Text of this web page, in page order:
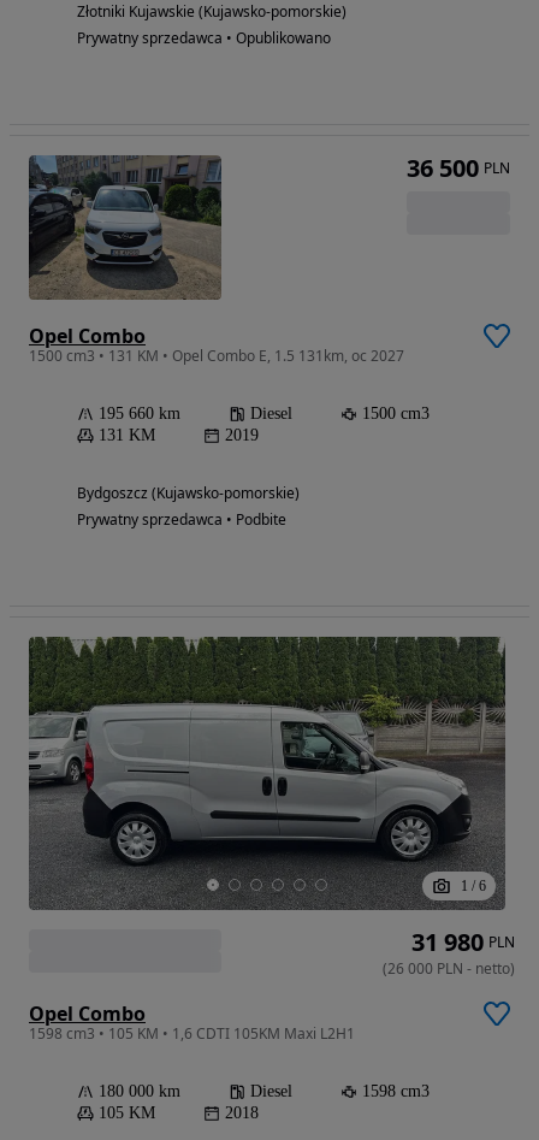
Złotniki Kujawskie (Kujawsko-pomorskie)
Prywatny sprzedawca • Opublikowano
Opel Combo
1500 cm3 • 131 KM • Opel Combo E, 1.5 131km, oc 2027
195 660 km Diesel
1500 cm3
131 KM
2019
Bydgoszcz (Kujawsko-pomorskie)
Prywatny sprzedawca • Podbite
36 500 PLN
1 / 6
Opel Combo
1598 cm3 • 105 KM • 1,6 CDTI 105KM Maxi L2H1
180 000 km Diesel
1598 cm3
105 KM
2018
31 980 PLN
(26 000 PLN - netto)